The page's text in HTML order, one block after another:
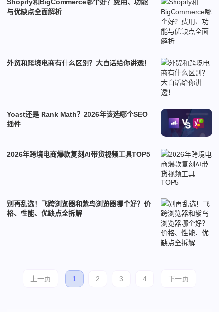
Shopify和BigCommerce哪个好？费用、功能
与优缺点全面解析
外贸和跨境电商有什么区别？大白话给你讲透！
Yoast还是 Rank Math？2026年该选哪个SEO
插件
2026年跨境电商爆款复刻AI带货视频工具TOP5
别再乱选！飞跨浏览器和紫鸟浏览器哪个好？价
格、性能、优缺点全拆解
上一页 1 2 3 4 下一页